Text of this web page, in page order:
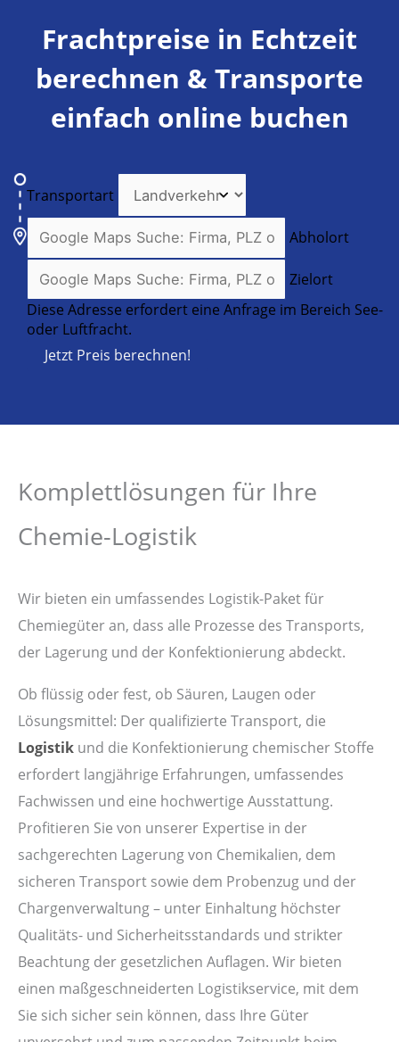
Frachtpreise in Echtzeit
berechnen & Transporte
einfach online buchen
Transportart
Abholort
Zielort
Diese Adresse erfordert eine Anfrage im Bereich See-
oder Luftfracht.
Jetzt Preis berechnen!
Komplettlösungen für Ihre
Chemie-Logistik
Wir bieten ein umfassendes Logistik-Paket für
Chemiegüter an, dass alle Prozesse des Transports,
der Lagerung und der Konfektionierung abdeckt.
Ob flüssig oder fest, ob Säuren, Laugen oder
Lösungsmittel: Der qualifizierte Transport, die
Logistik und die Konfektionierung chemischer Stoffe
erfordert langjährige Erfahrungen, umfassendes
Fachwissen und eine hochwertige Ausstattung.
Profitieren Sie von unserer Expertise in der
sachgerechten Lagerung von Chemikalien, dem
sicheren Transport sowie dem Probenzug und der
Chargenverwaltung – unter Einhaltung höchster
Qualitäts- und Sicherheitsstandards und strikter
Beachtung der gesetzlichen Auflagen. Wir bieten
einen maßgeschneiderten Logistikservice, mit dem
Sie sich sicher sein können, dass Ihre Güter